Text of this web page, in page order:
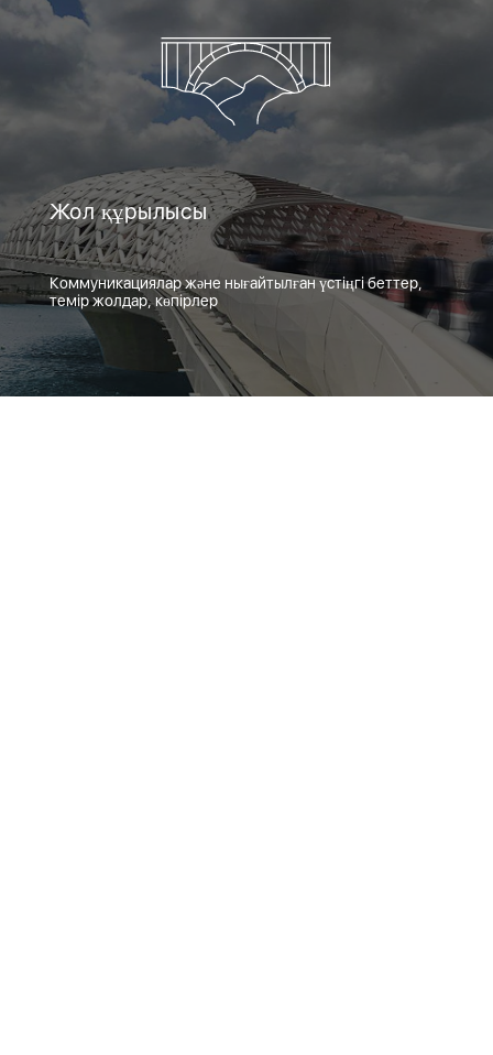
Жол құрылысы
Коммуникациялар және нығайтылған үстіңгі беттер,
темір жолдар, көпірлер